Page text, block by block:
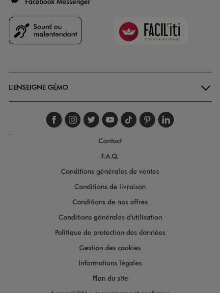
Faciliti
L'ENSEIGNE GÉMO
Suivez-nous sur
Suivez-nous sur
Suivez-nous sur
Suivez-nous
Suivez-nous
Suivez-
.
Contact
F.A.Q.
Conditions générales de ventes
Conditions de livraison
Conditions de nos offres
Conditions générales d'utilisation
Politique de protection des données
Gestion des cookies
Informations légales
Plan du site